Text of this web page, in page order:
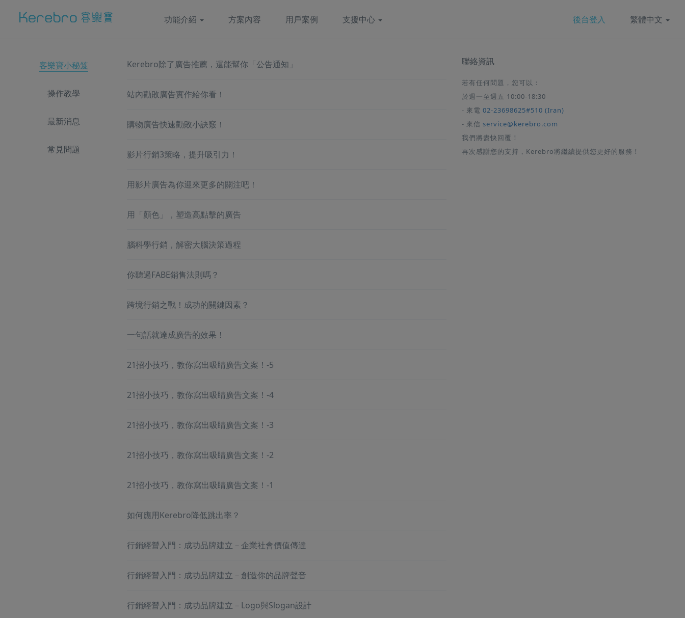
功能介紹 方案內容 用戶案例 支援中心 後台登入 繁體中文
客樂寶小秘笈
操作教學
最新消息
常見問題
Kerebro除了廣告推薦，還能幫你「公告通知」
站內勸敗廣告實作給你看！
購物廣告快速勸敗小訣竅！
影片行銷3策略，提升吸引力！
用影片廣告為你迎來更多的關注吧！
用「顏色」，塑造高點擊的廣告
腦科學行銷，解密大腦決策過程
你聽過FABE銷售法則嗎？
跨境行銷之戰！成功的關鍵因素？
一句話就達成廣告的效果！
21招小技巧，教你寫出吸睛廣告文案！-5
21招小技巧，教你寫出吸睛廣告文案！-4
21招小技巧，教你寫出吸睛廣告文案！-3
21招小技巧，教你寫出吸睛廣告文案！-2
21招小技巧，教你寫出吸睛廣告文案！-1
如何應用Kerebro降低跳出率？
行銷經營入門：成功品牌建立－企業社會價值傳達
行銷經營入門：成功品牌建立－創造你的品牌聲音
行銷經營入門：成功品牌建立－Logo與Slogan設計
聯絡資訊
若有任何問題，您可以：
於週一至週五 10:00-18:30
- 來電 02-23698625#510 (Iran)
- 來信 service@kerebro.com
我們將盡快回覆！
再次感謝您的支持，Kerebro將繼續提供您更好的服務！